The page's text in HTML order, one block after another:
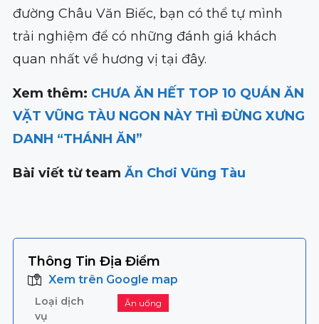
đường Châu Văn Biếc, bạn có thể tự mình
trải nghiệm để có những đánh giá khách
quan nhất về hương vị tại đây.
Xem thêm: CHƯA ĂN HẾT TOP 10 QUÁN ĂN
VẶT VŨNG TÀU NGON NÀY THÌ ĐỪNG XƯNG
DANH “THÁNH ĂN”
Bài viết từ team Ăn Chơi Vũng Tàu
Thông Tin Địa Điểm
Xem trên Google map
Loại dịch
vụ
Ăn uống